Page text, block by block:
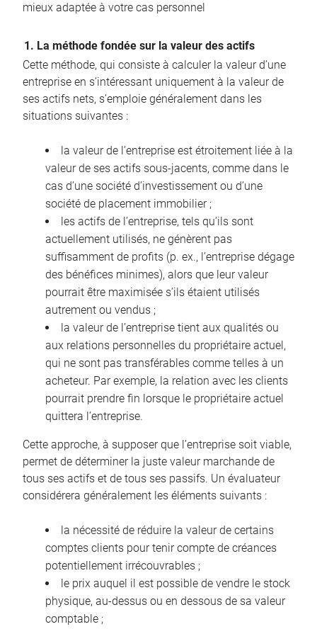
mieux adaptée à votre cas personnel
1. La méthode fondée sur la valeur des actifs
Cette méthode, qui consiste à calculer la valeur d’une
entreprise en s’intéressant uniquement à la valeur de
ses actifs nets, s’emploie généralement dans les
situations suivantes :
la valeur de l’entreprise est étroitement liée à la
valeur de ses actifs sous-jacents, comme dans le
cas d’une société d’investissement ou d’une
société de placement immobilier ;
les actifs de l’entreprise, tels qu’ils sont
actuellement utilisés, ne génèrent pas
suffisamment de profits (p. ex., l’entreprise dégage
des bénéfices minimes), alors que leur valeur
pourrait être maximisée s’ils étaient utilisés
autrement ou vendus ;
la valeur de l’entreprise tient aux qualités ou
aux relations personnelles du propriétaire actuel,
qui ne sont pas transférables comme telles à un
acheteur. Par exemple, la relation avec les clients
pourrait prendre fin lorsque le propriétaire actuel
quittera l’entreprise.
Cette approche, à supposer que l’entreprise soit viable,
permet de déterminer la juste valeur marchande de
tous ses actifs et de tous ses passifs. Un évaluateur
considérera généralement les éléments suivants :
la nécessité de réduire la valeur de certains
comptes clients pour tenir compte de créances
potentiellement irrécouvrables ;
le prix auquel il est possible de vendre le stock
physique, au-dessus ou en dessous de sa valeur
comptable ;